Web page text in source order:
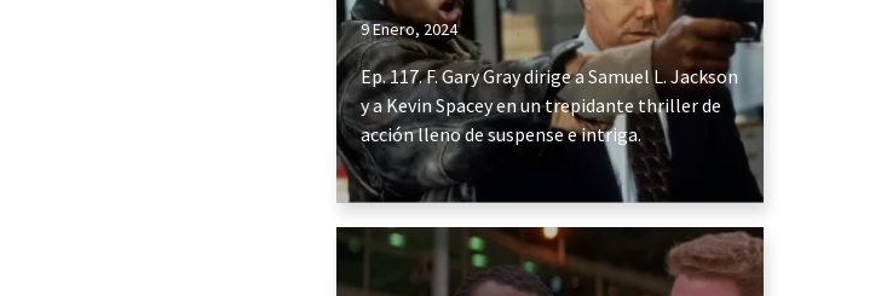
9 Enero, 2024
Ep. 117. F. Gary Gray dirige a Samuel L. Jackson
y a Kevin Spacey en un trepidante thriller de
acción lleno de suspense e intriga.